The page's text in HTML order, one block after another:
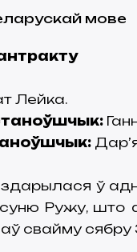
мове
Лейка.
здарылася ў
Ружу,
свайму сябру